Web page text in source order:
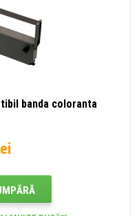
banda coloranta